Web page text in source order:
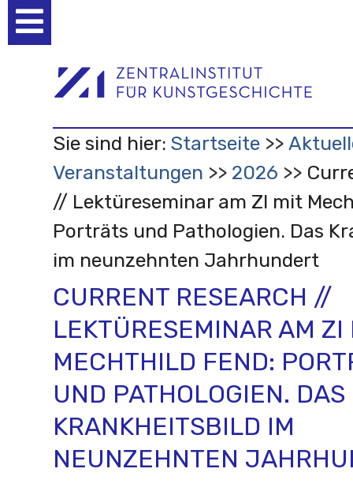
Werkzeuge
Sie sind hier: Startseite
Veranstaltungen
2026
// Lektüreseminar am ZI mit
Porträts und Pathologien. Das
im neunzehnten Jahrhundert
CURRENT RESEARCH //
LEKTÜRESEMINAR AM ZI
MECHTHILD FEND:
UND PATHOLOGIEN. DAS
KRANKHEITSBILD IM
NEUNZEHNTEN